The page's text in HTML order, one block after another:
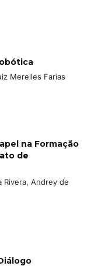
Merelles Farias
na Formação
de
Rivera, Andrey de